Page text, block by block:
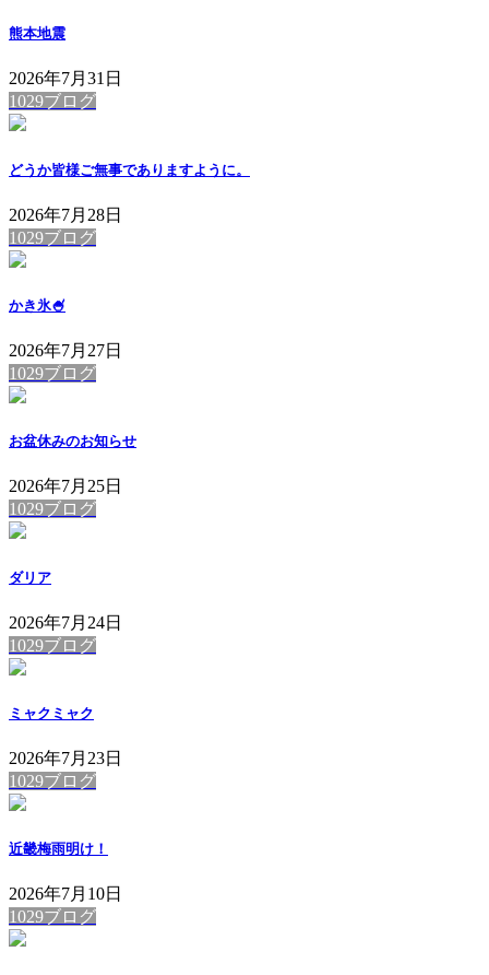
熊本地震
2026年7月31日
1029ブログ
どうか皆様ご無事でありますように。
2026年7月28日
1029ブログ
かき氷🍧
2026年7月27日
1029ブログ
お盆休みのお知らせ
2026年7月25日
1029ブログ
ダリア
2026年7月24日
1029ブログ
ミャクミャク
2026年7月23日
1029ブログ
近畿梅雨明け！
2026年7月10日
1029ブログ